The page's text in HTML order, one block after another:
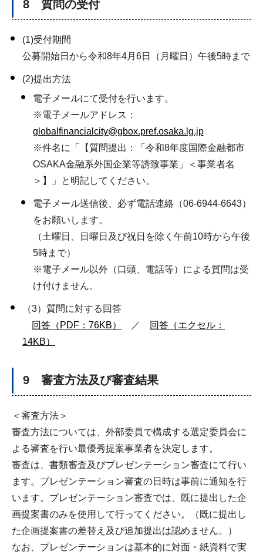
8 質問の受付
(1)受付期間
公募開始日から令和8年4月6日（月曜日）午後5時まで
(2)提出方法
電子メールにて受付を行います。
※電子メールアドレス：
globalfinancialcity@gbox.pref.osaka.lg.jp
※件名に「【質問提出：「令和8年度国際金融都市
OSAKA金融系外国企業等誘致事業」＜事業者名
＞】」と明記してください。
電子メール送信後、必ず電話連絡（06-6944-6643）
をお願いします。
（土曜日、日曜日及び祝日を除く午前10時から午後
5時まで）
※電子メール以外（口頭、電話等）による質問は受
け付けません。
（3）質問に対する回答
回答（PDF：76KB）
／
回答（エクセル：
14KB）
9 審査方法及び審査結果
＜審査方法＞
審査方法については、外部委員で構成する選定委員会に
よる審査を行い最優秀提案事業者を決定します。
審査は、書類審査及びプレゼンテーション審査にて行い
ます。プレゼンテーション審査の日時は事前に通知を行
います。プレゼンテーション審査では、既に提出した企
画提案書のみを使用して行ってください。（既に提出し
た企画提案書の差替え及び追加提出は認めません。）
なお、プレゼンテーションは基本的に対面・紙資料で実